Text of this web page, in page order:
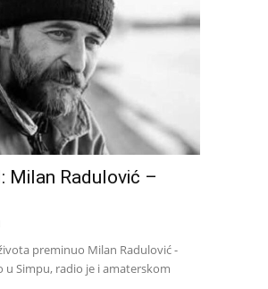
Milan Radulović –
preminuo Milan Radulović -
u Simpu, radio je i amaterskom